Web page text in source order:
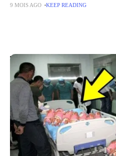
surtout les passionnés de tech, avec
9 MOIS AGO KEEP READING
Top Picks for You